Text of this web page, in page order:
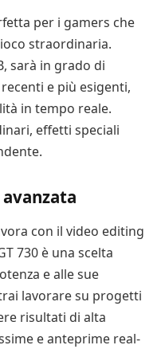
per i gamers che
straordinaria.
sarà in grado di
e più esigenti,
in tempo reale.
effetti speciali
con il video editing
730 è una scelta
e alle sue
lavorare su progetti
risultati di alta
e anteprime real-